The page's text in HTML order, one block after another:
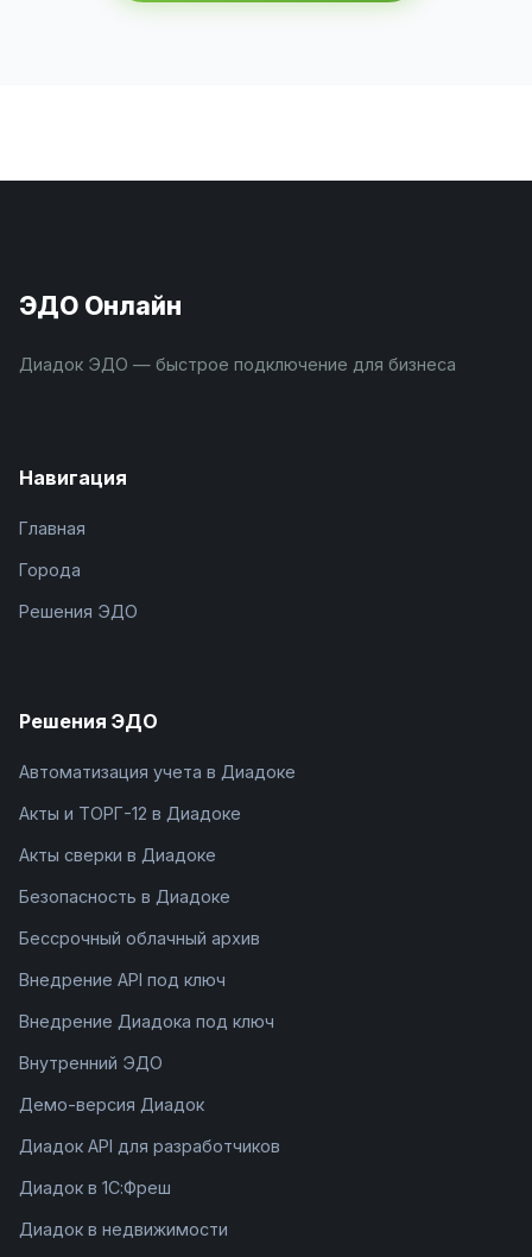
ЭДО Онлайн
Диадок ЭДО — быстрое подключение для бизнеса
Навигация
Главная
Города
Решения ЭДО
Решения ЭДО
Автоматизация учета в Диадоке
Акты и ТОРГ-12 в Диадоке
Акты сверки в Диадоке
Безопасность в Диадоке
Бессрочный облачный архив
Внедрение API под ключ
Внедрение Диадока под ключ
Внутренний ЭДО
Демо-версия Диадок
Диадок API для разработчиков
Диадок в 1С:Фреш
Диадок в недвижимости